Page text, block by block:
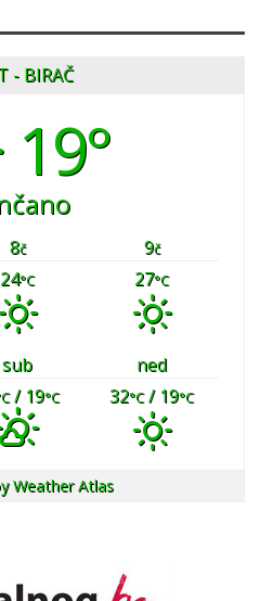
- BIRAČ
19°
8č 9č
24°C 27°C
sub
ned
/ 19°C 32°C/ 19°C
Weather Atlas